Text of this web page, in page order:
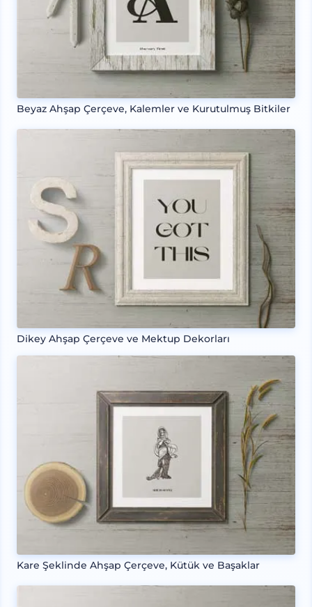
Beyaz Ahşap Çerçeve, Kalemler ve Kurutulmuş Bitkiler
Dikey Ahşap Çerçeve ve Mektup Dekorları
Kare Şeklinde Ahşap Çerçeve, Kütük ve Başaklar